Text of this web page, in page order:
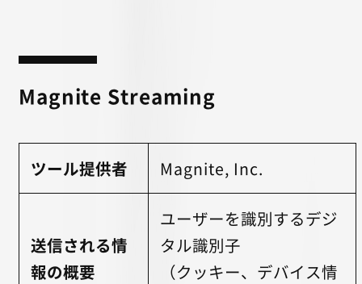
Magnite Streaming
ツール提供者 Magnite, Inc.
送信される情
報の概要
ユーザーを識別するデジ
タル識別子
（クッキー、デバイス情